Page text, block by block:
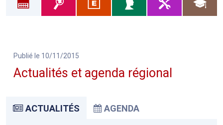
Publié le 10/11/2015
Actualités et agenda régional
ACTUALITÉS AGENDA